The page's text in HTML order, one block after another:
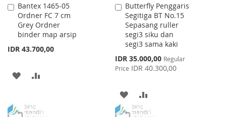
Bantex 1465-05
Ordner FC 7 cm
Grey Ordner
binder map arsip
IDR 43.700,00
Add
to
Cart
ADD
WISHCOMPARE
Butterfly Penggaris
Segitiga BT No.15
Sepasang ruller
segi3 siku dan
segi3 sama kaki
Special
Price
IDR 35.000,00 Regular
Price IDR 40.300,00
Add
to
Cart
ADD
TO
TO